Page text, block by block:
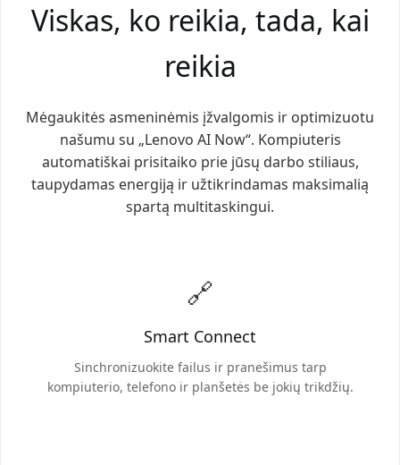
Viskas, ko reikia, tada, kai
reikia
Mėgaukitės asmeninėmis įžvalgomis ir optimizuotu
našumu su „Lenovo AI Now“. Kompiuteris
automatiškai prisitaiko prie jūsų darbo stiliaus,
taupydamas energiją ir užtikrindamas maksimalią
spartą multitaskingui.
🔗
Smart Connect
Sinchronizuokite failus ir pranešimus tarp
kompiuterio, telefono ir planšetės be jokių trikdžių.